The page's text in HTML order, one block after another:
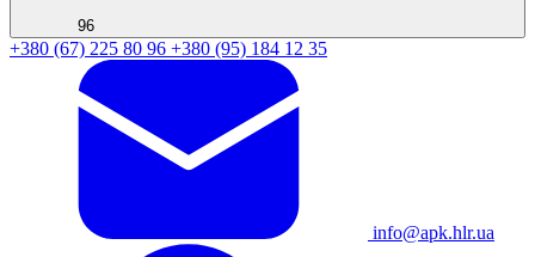
96
+380 (67) 225 80 96 +380 (95) 184 12 35
info@apk.hlr.ua